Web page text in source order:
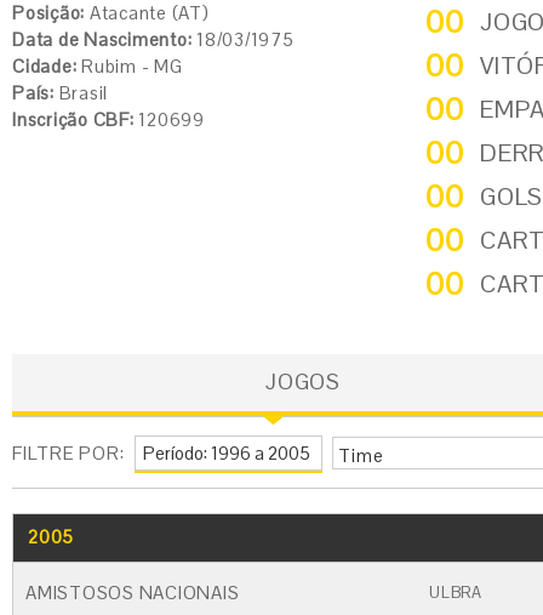
Posição: Atacante (AT)
Data de Nascimento: 18/03/1975
Cidade: Rubim - MG
País: Brasil
Inscrição CBF: 120699
00
00
00
00
00
00
00
JOGOS
FILTRE POR: Time
2005
AMISTOSOS NACIONAIS ULBRA